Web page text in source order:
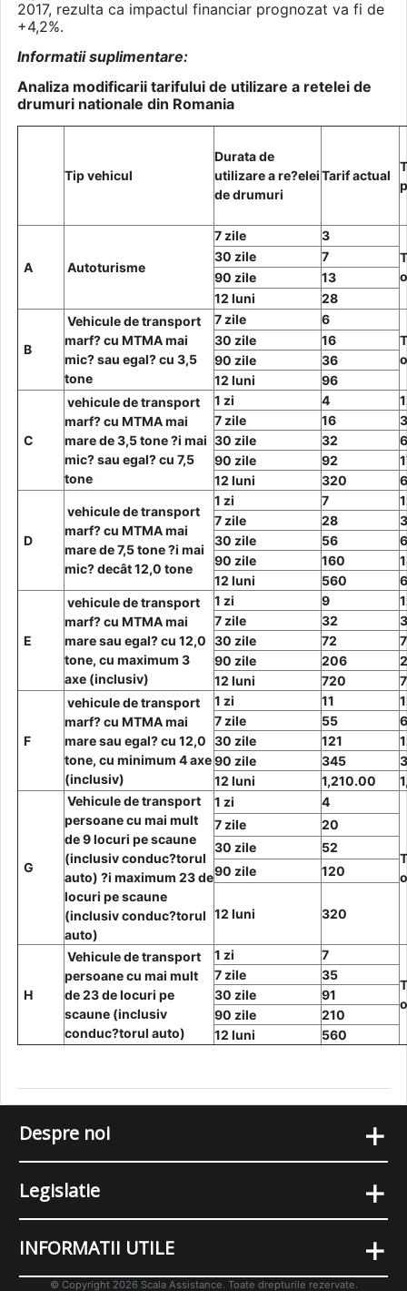
2017, rezulta ca impactul financiar prognozat va fi de
+4,2%.
Informatii suplimentare:
Analiza modificarii tarifului de utilizare a retelei de
drumuri nationale din Romania
Tip vehicul
Durata de
utilizare a re?elei
de drumuri
Tarif actual
A Autoturisme
7 zile
3
30 zile
7
90 zile
13
12 luni
28
B
Vehicule de transport
marf? cu MTMA mai
mic? sau egal? cu 3,5
tone
7 zile
6
30 zile
16
90 zile
36
12 luni
96
C
vehicule de transport
marf? cu MTMA mai
mare de 3,5 tone ?i mai
mic? sau egal? cu 7,5
tone
1 zi 4
7 zile
16
30 zile
32
90 zile
92
12 luni
320
D
vehicule de transport
marf? cu MTMA mai
mare de 7,5 tone ?i mai
mic? decât 12,0 tone
1 zi 7
7 zile
28
30 zile
56
90 zile
160
12 luni
560
E
vehicule de transport
marf? cu MTMA mai
mare sau egal? cu 12,0
tone, cu maximum 3
axe (inclusiv)
1 zi 9
7 zile
32
30 zile
72
90 zile
206
12 luni
720
F
vehicule de transport
marf? cu MTMA mai
mare sau egal? cu 12,0
tone, cu minimum 4 axe
(inclusiv)
1 zi 11
7 zile
55
30 zile
121
90 zile
345
12 luni
1,210.00
G
Vehicule de transport
persoane cu mai mult
de 9 locuri pe scaune
(inclusiv conduc?torul
auto) ?i maximum 23 de
locuri pe scaune
(inclusiv conduc?torul
auto)
1 zi 4
7 zile
20
30 zile
52
90 zile
120
12 luni 320
H
Vehicule de transport
persoane cu mai mult
de 23 de locuri pe
scaune (inclusiv
conduc?torul auto)
1 zi
7
7 zile
35
30 zile
91
90 zile
210
12 luni
560
Despre noi +
Legislatie +
INFORMATII UTILE +
© Copyright 2026 Scala Assistance. Toate drepturile rezervate.